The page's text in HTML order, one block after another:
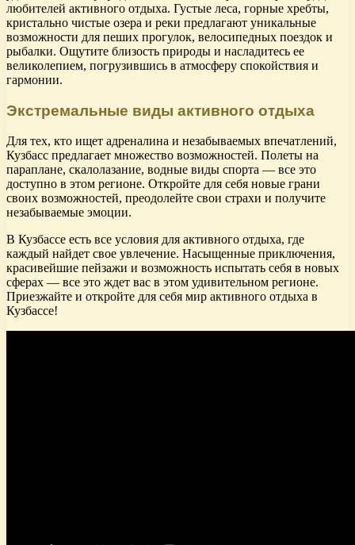
любителей активного отдыха. Густые леса, горные хребты,
кристально чистые озера и реки предлагают уникальные
возможности для пеших прогулок, велосипедных поездок и
рыбалки. Ощутите близость природы и насладитесь ее
великолепием, погрузившись в атмосферу спокойствия и
гармонии.
Экстремальные виды активного отдыха
Для тех, кто ищет адреналина и незабываемых впечатлений,
Кузбасс предлагает множество возможностей. Полеты на
параплане, скалолазание, водные виды спорта — все это
доступно в этом регионе. Откройте для себя новые грани
своих возможностей, преодолейте свои страхи и получите
незабываемые эмоции.
В Кузбассе есть все условия для активного отдыха, где
каждый найдет свое увлечение. Насыщенные приключения,
красивейшие пейзажи и возможность испытать себя в новых
сферах — все это ждет вас в этом удивительном регионе.
Приезжайте и откройте для себя мир активного отдыха в
Кузбассе!